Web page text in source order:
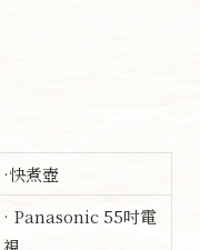
·快煮壺
· Panasonic 55吋電